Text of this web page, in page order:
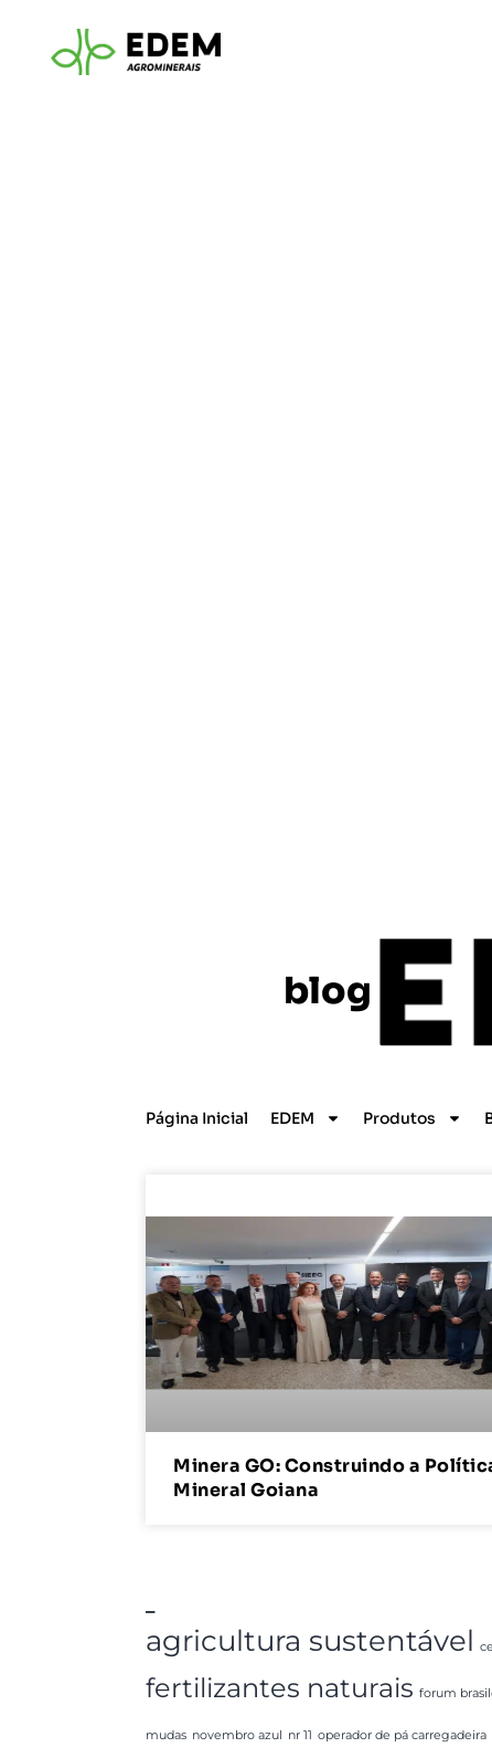
blog
Página Inicial EDEM Produtos
Minera GO: Construindo a
Mineral Goiana
agricultura sustentável
fertilizantes naturais forum
mudas novembro azul nr 11 operador de pá carregadeira